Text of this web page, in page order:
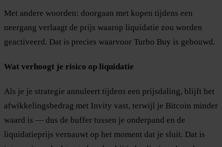
Met andere woorden: doorgaan met kopen tijdens een
neergang verlaagt de prijs waarop liquidatie zou worden
geactiveerd. Dat is precies waarvoor Turbo Buy is gebouwd.
Wat verhoogt je risico op liquidatie
Als je je strategie annuleert tijdens een prijsdaling, blijft het
afwikkelingsbedrag met Invity vast, terwijl je Bitcoin minder
waard is — dus de buffer tussen je onderpand en de
liquidatieprijs vernauwt op het moment dat je sluit. Dat is